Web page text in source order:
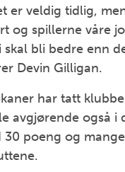
er veldig tidlig,
og spillerne våre
skal bli bedre enn
Devin Gilligan.
har tatt
avgjørende også i
poeng og